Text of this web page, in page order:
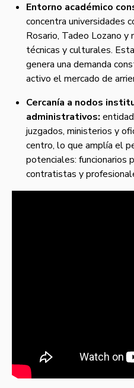
Entorno académico
concentra universidades
Rosario, Tadeo Lozano
técnicas y culturales.
genera una demanda
activo el mercado de
Cercanía a nodos
administrativos:
juzgados, ministerios y
centro, lo que amplía el
potenciales: funcionarios
contratistas y